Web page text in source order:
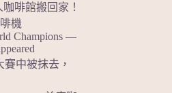
咖啡館搬回家！
機
Champions —
中被抹去，